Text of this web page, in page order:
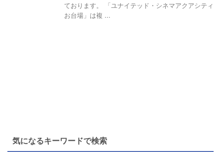
ております。 「ユナイテッド・シネマアクアシティ
お台場」は複 ...
気になるキーワードで検索